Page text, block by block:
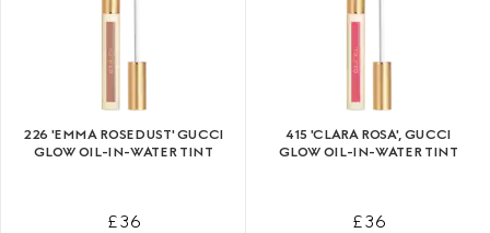
226 'EMMA ROSEDUST' GUCCI
GLOW OIL-IN-WATER TINT
£ 36
415 'CLARA ROSA', GUCCI
GLOW OIL-IN-WATER TINT
£ 36